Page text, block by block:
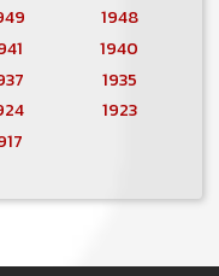
1948
1940
1935
1923